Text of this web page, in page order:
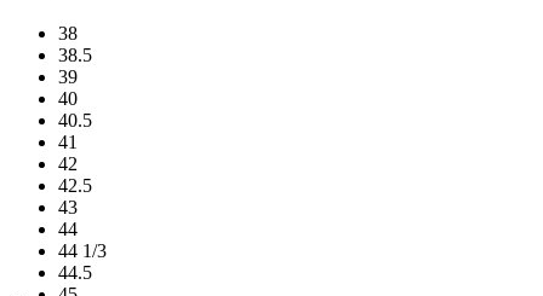
38
38.5
39
40
40.5
41
42
42.5
43
44
44 1/3
44.5